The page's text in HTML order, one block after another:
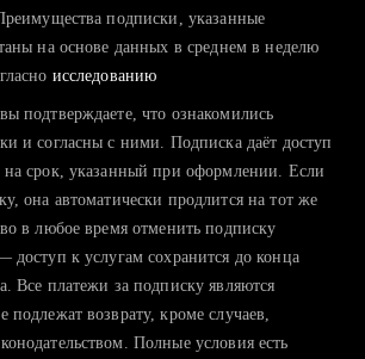
времени на поиск и вручную поднимаете
себя с конкурентами и оценить шансы
подписки, указанные
на основе данных в среднем в неделю
исследованию
подтверждаете, что ознакомились
и согласны с ними. Подписка даёт доступ
срок, указанный при оформлении. Если
она автоматически продлится на тот же
в любое время отменить подписку
доступ к услугам сохранится до конца
Все платежи за подписку являются
подлежат возврату, кроме случаев,
Полные условия есть